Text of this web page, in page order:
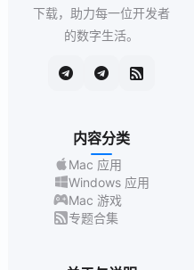
下载，助力每一位开发者
的数字生活。
内容分类
Mac 应用
Windows 应用
Mac 游戏
专题合集